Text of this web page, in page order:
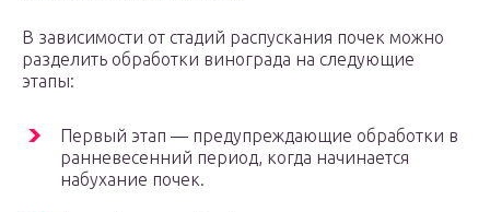
В зависимости от стадий распускания почек можно
разделить обработки винограда на следующие
этапы:
Первый этап — предупреждающие обработки в
ранневесенний период, когда начинается
набухание почек.